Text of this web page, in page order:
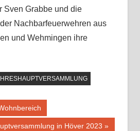
Sven Grabbe und die
Nachbarfeuerwehren aus
und Wehmingen ihre
in Höver 2023